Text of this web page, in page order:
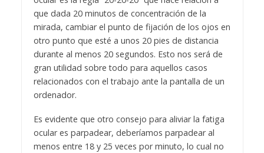
que dada 20 minutos de concentración de la
mirada, cambiar el punto de fijación de los ojos en
otro punto que esté a unos 20 pies de distancia
durante al menos 20 segundos. Esto nos será de
gran utilidad sobre todo para aquellos casos
relacionados con el trabajo ante la pantalla de un
ordenador.
Es evidente que otro consejo para aliviar la fatiga
ocular es parpadear, deberíamos parpadear al
menos entre 18 y 25 veces por minuto, lo cual no